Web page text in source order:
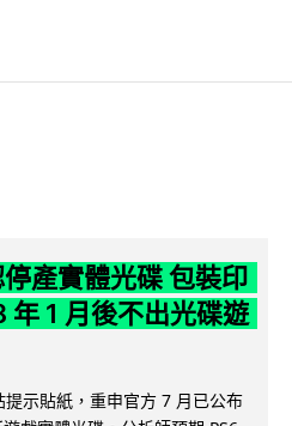
產實體光碟 包裝印
1 月後不出光碟遊
示貼紙，重申官方 7 月已公布